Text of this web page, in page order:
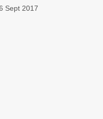
Sept 2017